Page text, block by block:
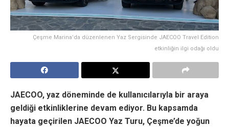
Çeşme Marina’da düzenlenen Yaz Sergisinde JAECOO Travel Edition
etkinliğin ilgi odağı oldu
JAECOO, yaz döneminde de kullanıcılarıyla bir araya
geldiği etkinliklerine devam ediyor. Bu kapsamda
hayata geçirilen JAECOO Yaz Turu, Çeşme’de yoğun